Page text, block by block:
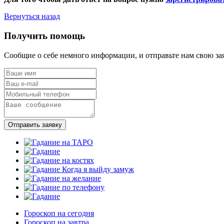
Вернуться назад
Получить помощь
Сообщие о себе немного информации, и отправьте нам свою
Отправить заявку
Гороскоп на сегодня
Гороскоп на завтра